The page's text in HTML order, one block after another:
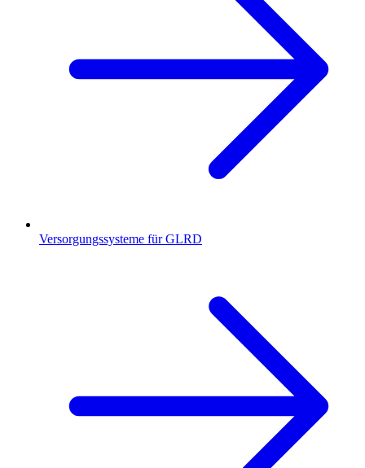
Versorgungssysteme für GLRD